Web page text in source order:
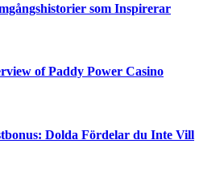
som Inspirerar
of Paddy Power Casino
Dolda Fördelar du Inte Vill